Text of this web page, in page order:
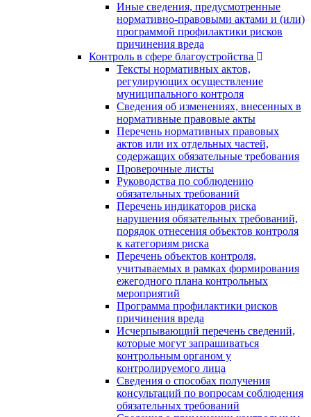
Иные сведения, предусмотренные
нормативно-правовыми актами и (или)
программой профилактики рисков
причинения вреда
Контроль в сфере благоустройства
Тексты нормативных актов,
регулирующих осуществление
муниципального контроля
Сведения об изменениях, внесенных в
нормативные правовые акты
Перечень нормативных правовых
актов или их отдельных частей,
содержащих обязательные требования
Проверочные листы
Руководства по соблюдению
обязательных требований
Перечень индикаторов риска
нарушения обязательных требований,
порядок отнесения объектов контроля
к категориям риска
Перечень объектов контроля,
учитываемых в рамках формирования
ежегодного плана контрольных
мероприятий
Программа профилактики рисков
причинения вреда
Исчерпывающий перечень сведений,
которые могут запрашиваться
контрольным органом у
контролируемого лица
Сведения о способах получения
консультаций по вопросам соблюдения
обязательных требований